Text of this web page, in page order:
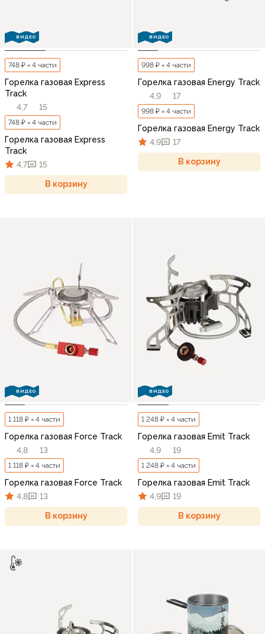
ВИДЕО
748 ₽ × 4 части
Горелка газовая Express
Track
4,7
15
748 ₽ × 4 части
Горелка газовая Express
Track
4,7
15
В корзину
ВИДЕО
998 ₽ × 4 части
Горелка газовая Energy Track
4,9
17
998 ₽ × 4 части
Горелка газовая Energy Track
4,9
17
В корзину
ВИДЕО
1 118 ₽ × 4 части
Горелка газовая Force Track
4,8
13
1 118 ₽ × 4 части
Горелка газовая Force Track
4,8
13
В корзину
ВИДЕО
1 248 ₽ × 4 части
Горелка газовая Emit Track
4,9
19
1 248 ₽ × 4 части
Горелка газовая Emit Track
4,9
19
В корзину